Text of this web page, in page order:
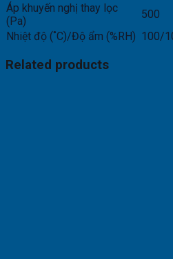
Áp khuyến nghị thay lọc
(Pa)
500
Nhiệt độ (˚C)/Độ ẩm (%RH) 100/
Related products